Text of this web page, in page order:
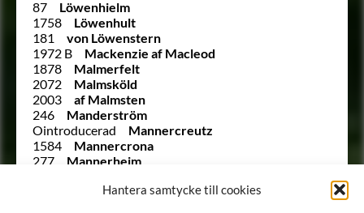
Hantera samtycke till cookies
87
Löwenhielm
1758
Löwenhult
181
von Löwenstern
1972 B
Mackenzie af Macleod
1878
Malmerfelt
2072
Malmsköld
2003
af Malmsten
246
Manderström
Ointroducerad
Mannercreutz
1584
Mannercrona
277
Mannerheim
Mannerstråle